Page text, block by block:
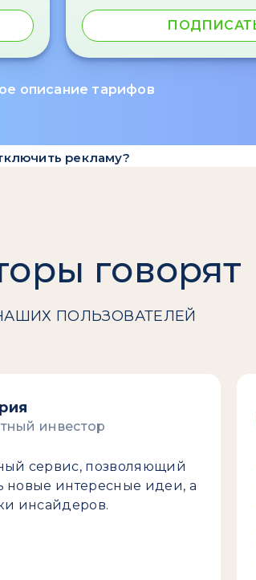
описание тарифов
рекламу?
говорят
ПОЛЬЗОВАТЕЛЕЙ
инвестор
сервис, позволяющий
новые интересные идеи, а
инсайдеров.